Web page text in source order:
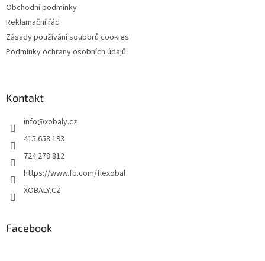
Obchodní podmínky
Reklamační řád
Zásady používání souborů cookies
Podmínky ochrany osobních údajů
Kontakt
info@xobaly.cz
415 658 193
724 278 812
https://www.fb.com/flexobal
XOBALY.CZ
Facebook